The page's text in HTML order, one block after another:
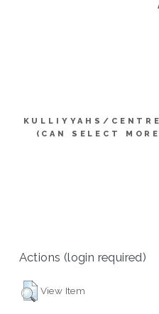
KULLIYYAHS/
(CAN SELECT
Actions (login required)
View Item